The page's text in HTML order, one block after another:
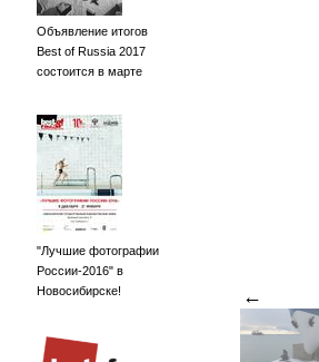
Объявление итогов
Best of Russia 2017
состоится в марте
"Лучшие фотографии
России-2016" в
Новосибирске!
←